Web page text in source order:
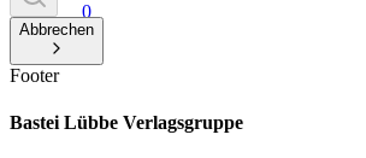
0
Abbrechen
Footer
Bastei Lübbe Verlagsgruppe